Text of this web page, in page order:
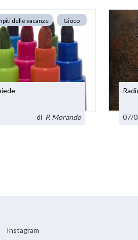
delle vacanze Gioco
di P. Morando 07/
Instagram